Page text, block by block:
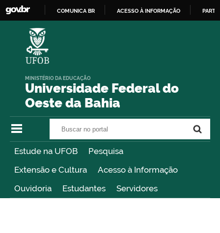
COMUNICA BR ACESSO À INFORMAÇÃO
Universidade Federal do
Oeste da Bahia
MINISTÉRIO DA EDUCAÇÃO
Estude na UFOB
Pesquisa
Extensão e Cultura
Acesso à Informação
Ouvidoria
Estudantes Servidores